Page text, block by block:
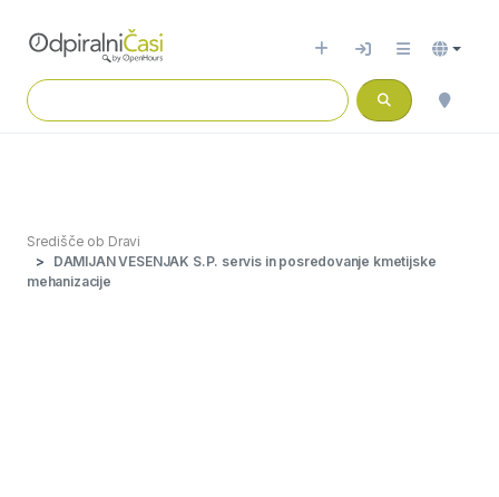
Središče ob Dravi
DAMIJAN VESENJAK S.P. servis in posredovanje kmetijske
mehanizacije